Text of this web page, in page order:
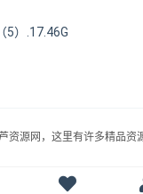
5）.17.46G
资源网，这里有许多精品资